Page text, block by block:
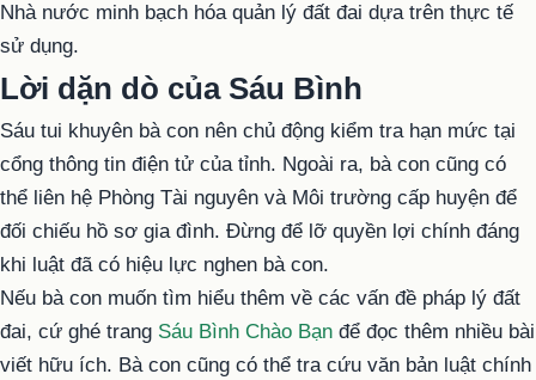
Nhà nước minh bạch hóa quản lý đất đai dựa trên thực tế
sử dụng.
Lời dặn dò của Sáu Bình
Sáu tui khuyên bà con nên chủ động kiểm tra hạn mức tại
cổng thông tin điện tử của tỉnh. Ngoài ra, bà con cũng có
thể liên hệ Phòng Tài nguyên và Môi trường cấp huyện để
đối chiếu hồ sơ gia đình. Đừng để lỡ quyền lợi chính đáng
khi luật đã có hiệu lực nghen bà con.
Nếu bà con muốn tìm hiểu thêm về các vấn đề pháp lý đất
đai, cứ ghé trang Sáu Bình Chào Bạn để đọc thêm nhiều bài
viết hữu ích. Bà con cũng có thể tra cứu văn bản luật chính